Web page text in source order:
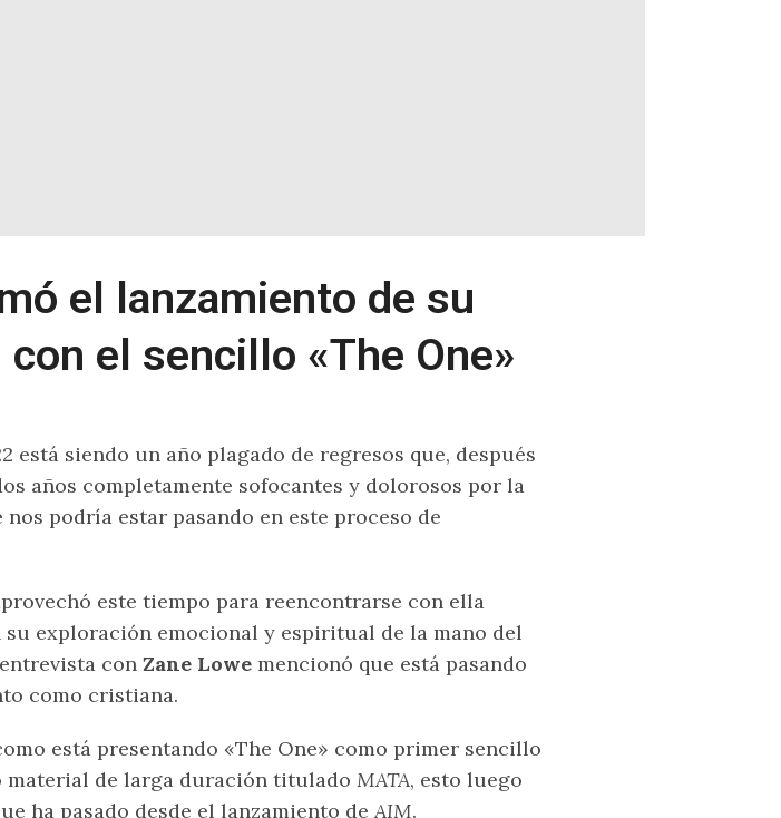
el lanzamiento de su
el sencillo «The One»
está siendo un año plagado de regresos que, después
años completamente sofocantes y dolorosos por la
podría estar pasando en este proceso de
este tiempo para reencontrarse con ella
exploración emocional y espiritual de la mano del
con Zane Lowe mencionó que está pasando
como cristiana.
está presentando «The One» como primer sencillo
material de larga duración titulado MATA, esto luego
ha pasado desde el lanzamiento de AIM.